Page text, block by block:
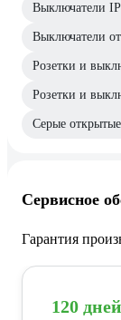
Выключатели
Выключатели
Розетки и
Розетки и
Серые
Сервисное
Гарантия
120